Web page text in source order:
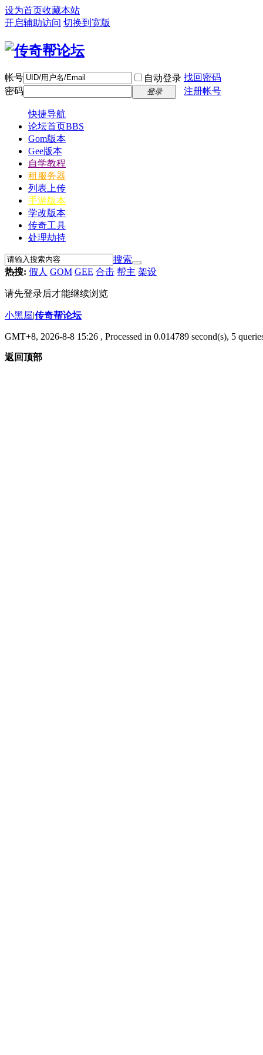
设为首页收藏本站
开启辅助访问 切换到宽版
帐号 自动登录 找回密码
密码
登录 注册帐号
快捷导航
论坛首页BBS
Gom版本
Gee版本
自学教程
租服务器
列表上传
手游版本
学改版本
传奇工具
处理劫持
搜索
热搜: 假人 GOM GEE 合击 帮主 架设
请先登录后才能继续浏览
小黑屋|传奇帮论坛
GMT+8, 2026-8-8 15:26 , Processed in 0.014789 second(s), 5
返回顶部